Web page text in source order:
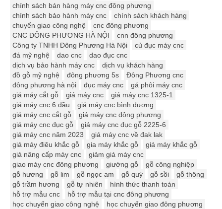
chính sách bán hàng máy cnc đông phương
chính sách bảo hành máy cnc
chính sách khách hàng
chuyển giao công nghệ
cnc đông phương
CNC ĐÔNG PHƯƠNG HÀ NỘI
cnn đông phương
Công ty TNHH Đông Phương Hà Nội
củ đục máy cnc
đá mỹ nghệ
dao cnc
dao đục cnc
dịch vụ bảo hành máy cnc
dịch vụ khách hàng
đồ gỗ mỹ nghệ
đông phương 5s
Đông Phương cnc
đông phương hà nội
đục máy cnc
gá phôi máy cnc
giá máy cắt gỗ
giá máy cnc
giá máy cnc 1325-1
giá máy cnc 6 đầu
giá máy cnc bình dương
giá máy cnc cắt gỗ
giá máy cnc đông phương
giá máy cnc đục gỗ
giá máy cnc đục gỗ 2225-6
giá máy cnc năm 2023
giá máy cnc về đak lak
giá máy điêu khắc gỗ
gia máy khắc gỗ
giá máy khắc gỗ
giá nâng cấp máy cnc
giảm giá máy cnc
giao máy cnc đông phương
giường gỗ
gỗ công nghiệp
gỗ hương
gỗ lim gỗ ngọc am gỗ quý gỗ sồi
gỗ thông
gỗ trầm hương
gỗ tự nhiên
hình thức thanh toán
hỗ trợ mẫu cnc
hỗ trợ mẫu tại cnc đông phương
học chuyển giao công nghệ
học chuyển giao đông phương